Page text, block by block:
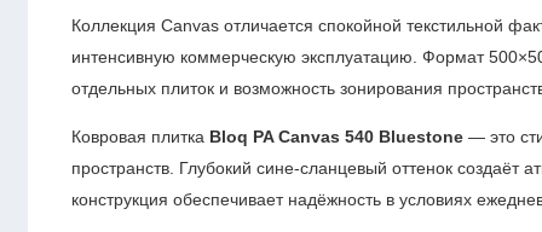
Коллекция Canvas отличается спокойной текстильной
интенсивную коммерческую эксплуатацию. Формат
отдельных плиток и возможность зонирования
Ковровая плитка Bloq PA Canvas 540 Bluestone — это
пространств. Глубокий сине-сланцевый оттенок
конструкция обеспечивает надёжность в условиях